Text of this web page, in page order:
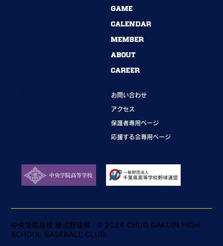
54期→55期｜ありがとうございました！
お問い合わせ
アクセス
保護者専用ページ
応援する会専用ページ
GAME
CALENDAR
MEMBER
ABOUT
CAREER
中央学院高校 硬式野球部 © 2024 CHUO GAKUIN HIGH
SCHOOL BASEBALL CLUB.